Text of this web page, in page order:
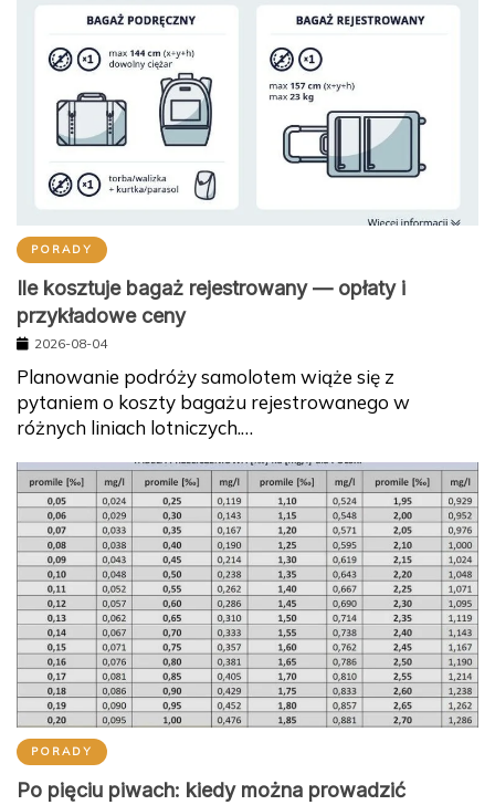
PORADY
Ile kosztuje bagaż rejestrowany — opłaty i
przykładowe ceny
2026-08-04
Planowanie podróży samolotem wiąże się z
pytaniem o koszty bagażu rejestrowanego w
różnych liniach lotniczych.…
PORADY
Po pięciu piwach: kiedy można prowadzić